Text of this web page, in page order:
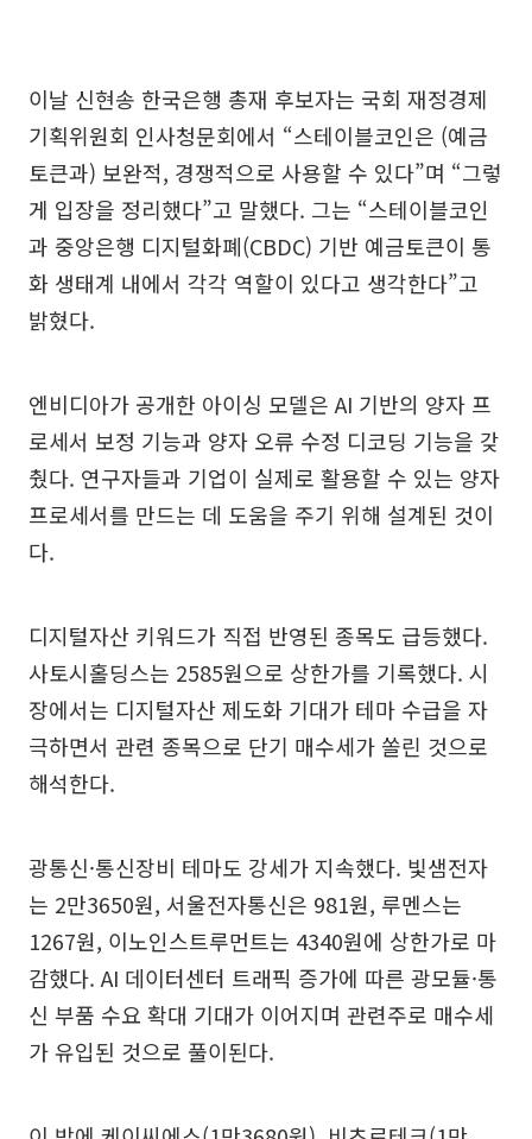
이날 신현송 한국은행 총재 후보자는 국회 재정경제
기획위원회 인사청문회에서 “스테이블코인은 (예금
토큰과) 보완적, 경쟁적으로 사용할 수 있다”며 “그렇
게 입장을 정리했다”고 말했다. 그는 “스테이블코인
과 중앙은행 디지털화폐(CBDC) 기반 예금토큰이 통
화 생태계 내에서 각각 역할이 있다고 생각한다”고
밝혔다.
엔비디아가 공개한 아이싱 모델은 AI 기반의 양자 프
로세서 보정 기능과 양자 오류 수정 디코딩 기능을 갖
췄다. 연구자들과 기업이 실제로 활용할 수 있는 양자
프로세서를 만드는 데 도움을 주기 위해 설계된 것이
다.
디지털자산 키워드가 직접 반영된 종목도 급등했다.
사토시홀딩스는 2585원으로 상한가를 기록했다. 시
장에서는 디지털자산 제도화 기대가 테마 수급을 자
극하면서 관련 종목으로 단기 매수세가 쏠린 것으로
해석한다.
광통신·통신장비 테마도 강세가 지속했다. 빛샘전자
는 2만3650원, 서울전자통신은 981원, 루멘스는
1267원, 이노인스트루먼트는 4340원에 상한가로 마
감했다. AI 데이터센터 트래픽 증가에 따른 광모듈·통
신 부품 수요 확대 기대가 이어지며 관련주로 매수세
가 유입된 것으로 풀이된다.